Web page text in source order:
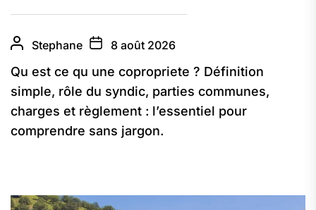
Stephane 8 août 2026
Qu est ce qu une copropriete ? Définition
simple, rôle du syndic, parties communes,
charges et règlement : l’essentiel pour
comprendre sans jargon.